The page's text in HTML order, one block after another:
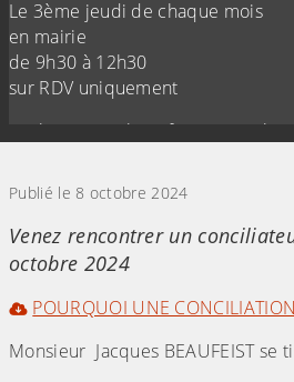
Le 3ème jeudi de chaque mois
en mairie
de 9h30 à 12h30
sur RDV uniquement
mail :
Publié le 8 octobre 2024
Venez rencontrer un
octobre 2024
POURQUOI UNE
Monsieur Jacques BEAUFEIST se